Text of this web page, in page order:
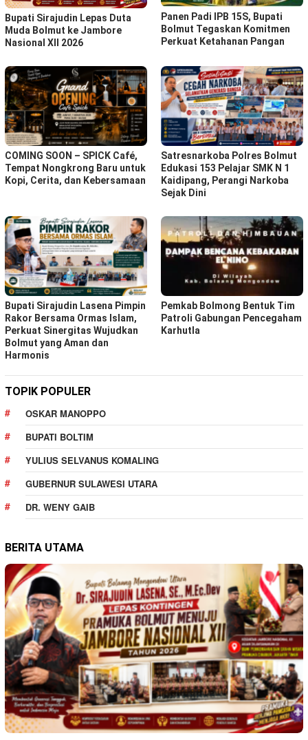
Bupati Sirajudin Lepas Duta
Muda Bolmut ke Jambore
Nasional XII 2026
Panen Padi IPB 15S, Bupati
Bolmut Tegaskan Komitmen
Perkuat Ketahanan Pangan
COMING SOON – SPICK Café,
Tempat Nongkrong Baru untuk
Kopi, Cerita, dan Kebersamaan
Satresnarkoba Polres Bolmut
Edukasi 153 Pelajar SMK N 1
Kaidipang, Perangi Narkoba
Sejak Dini
Bupati Sirajudin Lasena Pimpin
Rakor Bersama Ormas Islam,
Perkuat Sinergitas Wujudkan
Bolmut yang Aman dan
Harmonis
Pemkab Bolmong Bentuk Tim
Patroli Gabungan Pencegaham
Karhutla
TOPIK POPULER
OSKAR MANOPPO
BUPATI BOLTIM
YULIUS SELVANUS KOMALING
GUBERNUR SULAWESI UTARA
DR. WENY GAIB
BERITA UTAMA